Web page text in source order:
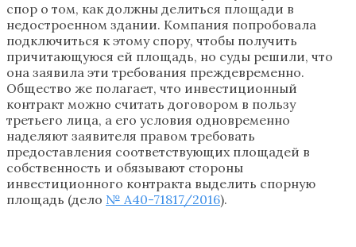
спор о том, как должны делиться площади в
недостроенном здании. Компания попробовала
подключиться к этому спору, чтобы получить
причитающуюся ей площадь, но суды решили, что
она заявила эти требования преждевременно.
Общество же полагает, что инвестиционный
контракт можно считать договором в пользу
третьего лица, а его условия одновременно
наделяют заявителя правом требовать
предоставления соответствующих площадей в
собственность и обязывают стороны
инвестиционного контракта выделить спорную
площадь (дело № А40-71817/2016).